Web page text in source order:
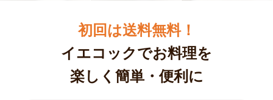
初回は送料無料！
イエコックでお料理を
楽しく簡単・便利に